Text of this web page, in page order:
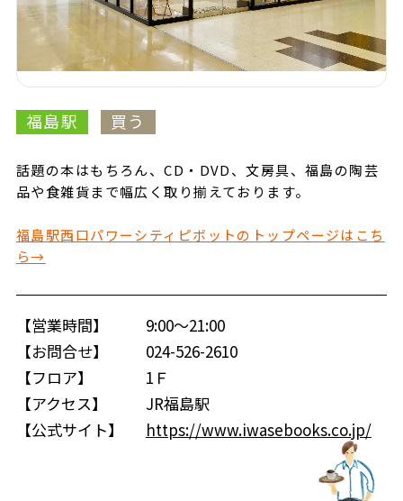
福島駅 買う
話題の本はもちろん、CD・DVD、文房具、福島の陶芸
品や食雑貨まで幅広く取り揃えております。
福島駅西口パワーシティピボットのトップページはこち
ら→
【営業時間】
9:00～21:00
【お問合せ】
024-526-2610
【フロア】
1Ｆ
【アクセス】
JR福島駅
【公式サイト】
https://www.iwasebooks.co.jp/